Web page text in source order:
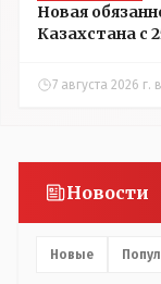
Новая
Казахстана с
7 августа 2026 г.
Новости
Новые